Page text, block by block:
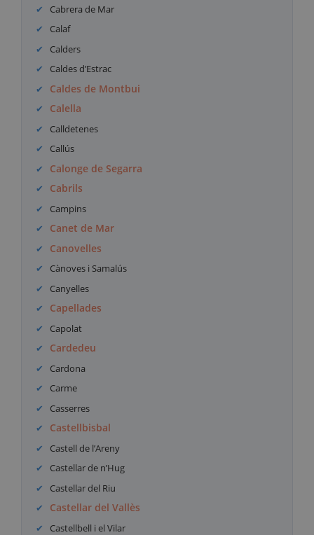
Cabrera de Mar
Calaf
Calders
Caldes d’Estrac
Caldes de Montbui
Calella
Calldetenes
Callús
Calonge de Segarra
Cabrils
Campins
Canet de Mar
Canovelles
Cànoves i Samalús
Canyelles
Capellades
Capolat
Cardedeu
Cardona
Carme
Casserres
Castellbisbal
Castell de l’Areny
Castellar de n’Hug
Castellar del Riu
Castellar del Vallès
Castellbell i el Vilar